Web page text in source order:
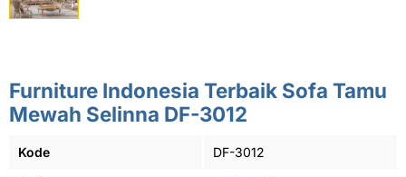
Furniture Indonesia Terbaik Sofa Tamu
Mewah Selinna DF-3012
Kode DF-3012